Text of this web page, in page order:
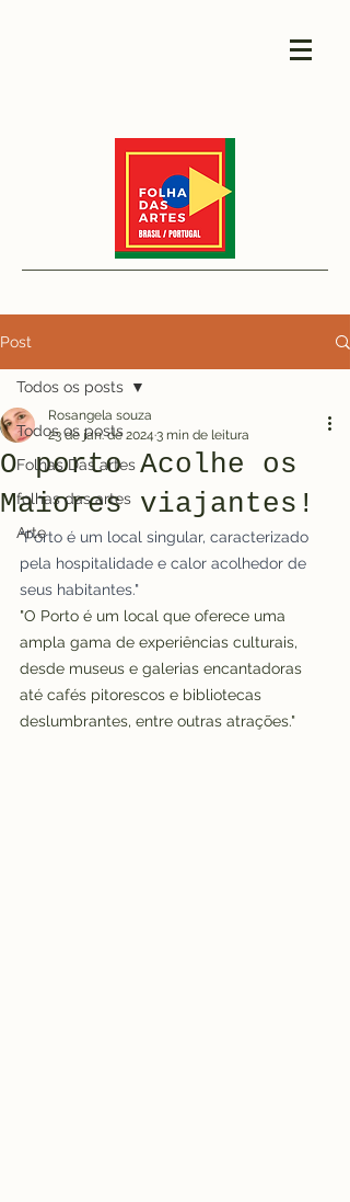
Post
Todos os posts
Folhas Das artes
folhas das artes
Arte
Todos os posts
O porto Acolhe os
Maiores viajantes!
Rosangela souza
23 de jan. de 2024 3 min de leitura
"Porto é um local singular, caracterizado
pela hospitalidade e calor acolhedor de
seus habitantes."
"O Porto é um local que oferece uma
ampla gama de experiências culturais,
desde museus e galerias encantadoras
até cafés pitorescos e bibliotecas
deslumbrantes, entre outras atrações."